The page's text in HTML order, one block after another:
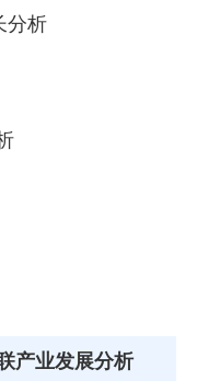
分析
产业发展分析